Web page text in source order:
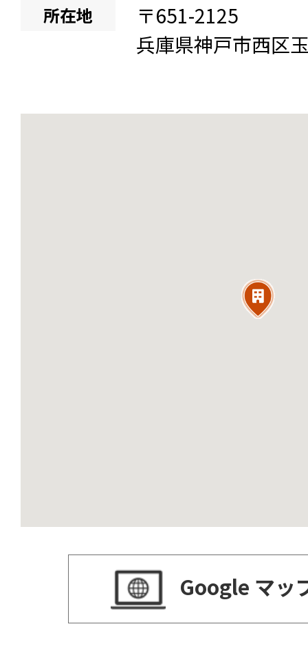
所在地 〒651-2125
兵庫県神戸市西区
Google マッ